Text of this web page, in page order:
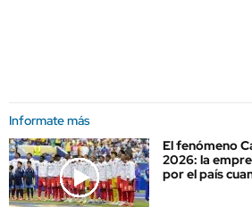
Informate más
El fenómeno
2026: la
por el país